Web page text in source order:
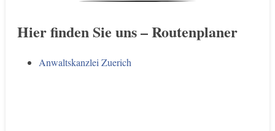
Hier finden Sie uns – Routenplaner
Anwaltskanzlei Zuerich